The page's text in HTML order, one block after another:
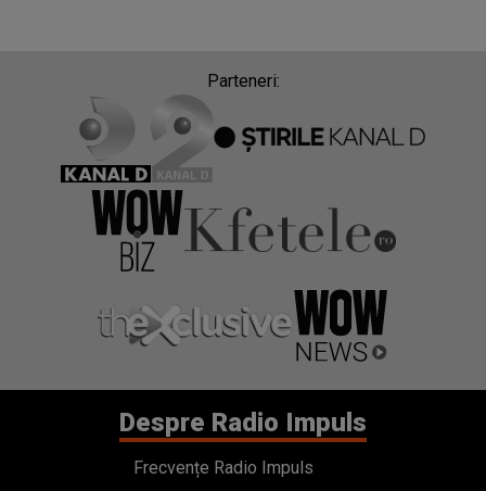
Parteneri:
Despre Radio Impuls
Frecvențe Radio Impuls